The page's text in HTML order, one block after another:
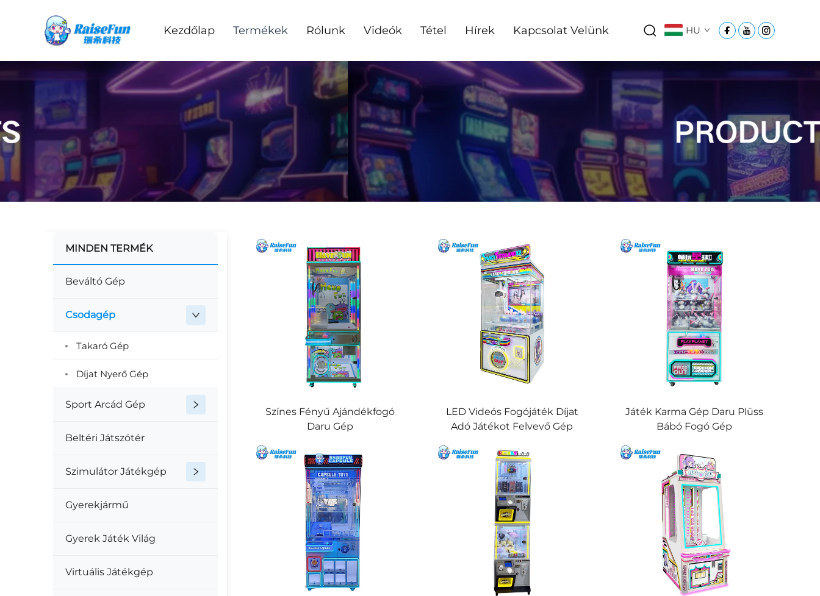
Kezdőlap Termékek Rólunk Videók Tétel Hírek Kapcsolat Velünk HU
MINDEN TERMÉK
Beváltó Gép
Csodagép
Takaró Gép
Díjat Nyerő Gép
Sport Arcád Gép
Beltéri Játszótér
Szimulátor Játékgép
Gyerekjármű
Gyerek Játék Világ
Virtuális Játékgép
Színes Fényű Ajándékfogó
Daru Gép
LED Videós Fogójáték Díjat
Adó Játékot Felvevő Gép
Játék Karma Gép Daru Plüss
Bábó Fogó Gép